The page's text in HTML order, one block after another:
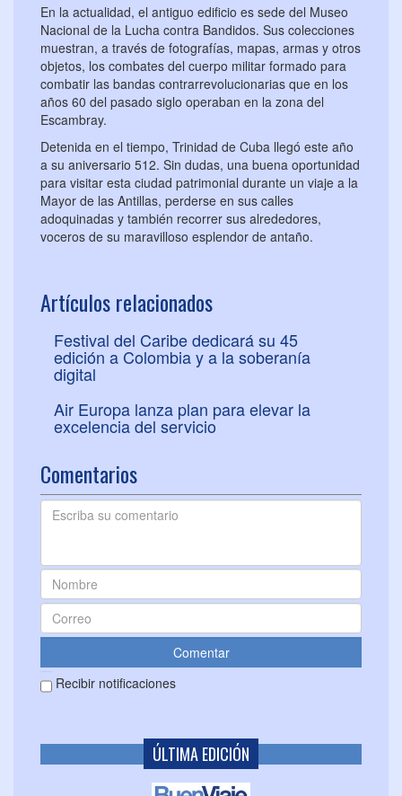
En la actualidad, el antiguo edificio es sede del Museo
Nacional de la Lucha contra Bandidos. Sus colecciones
muestran, a través de fotografías, mapas, armas y otros
objetos, los combates del cuerpo militar formado para
combatir las bandas contrarrevolucionarias que en los
años 60 del pasado siglo operaban en la zona del
Escambray.
Detenida en el tiempo, Trinidad de Cuba llegó este año
a su aniversario 512. Sin dudas, una buena oportunidad
para visitar esta ciudad patrimonial durante un viaje a la
Mayor de las Antillas, perderse en sus calles
adoquinadas y también recorrer sus alrededores,
voceros de su maravilloso esplendor de antaño.
Artículos relacionados
Festival del Caribe dedicará su 45
edición a Colombia y a la soberanía
digital
Air Europa lanza plan para elevar la
excelencia del servicio
Comentarios
Recibir notificaciones
ÚLTIMA EDICIÓN